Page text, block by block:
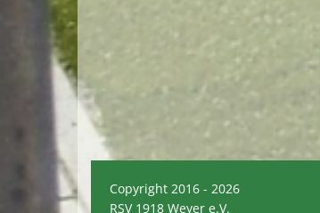
Copyright 2016 - 2026
RSV 1918 Weyer e.V.